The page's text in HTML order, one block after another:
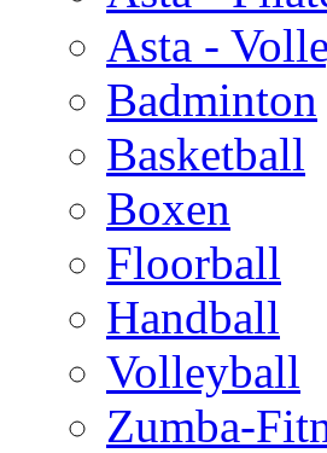
Asta -
Badminton
Basketball
Boxen
Floorball
Handball
Volleyball
Zumba-